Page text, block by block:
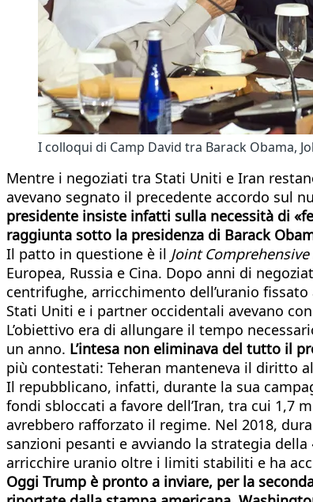
I colloqui di Camp David tra Barack Obama,
Mentre i negoziati tra Stati Uniti e Iran
avevano segnato il precedente accordo sul
presidente insiste infatti sulla necessità di
raggiunta sotto la presidenza di Barack
Il patto in questione è il Joint
Europea, Russia e Cina. Dopo anni di
centrifughe, arricchimento dell’uranio
Stati Uniti e i partner occidentali avevano
L’obiettivo era di allungare il tempo
un anno. L’intesa non eliminava del tutto il
più contestati: Teheran manteneva il diritto
Il repubblicano, infatti, durante la sua
fondi sbloccati a favore dell’Iran, tra cui 1,7
avrebbero rafforzato il regime. Nel 2018,
sanzioni pesanti e avviando la strategia
arricchire uranio oltre i limiti stabiliti e ha
Oggi Trump è pronto a inviare, per la